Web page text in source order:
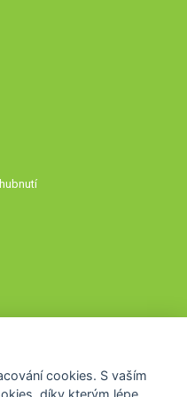
cookies. S vaším
díky kterým lépe